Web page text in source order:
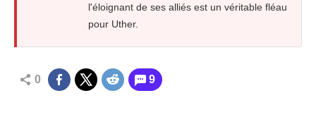
l'éloignant de ses alliés est un véritable fléau
pour Uther.
0 9